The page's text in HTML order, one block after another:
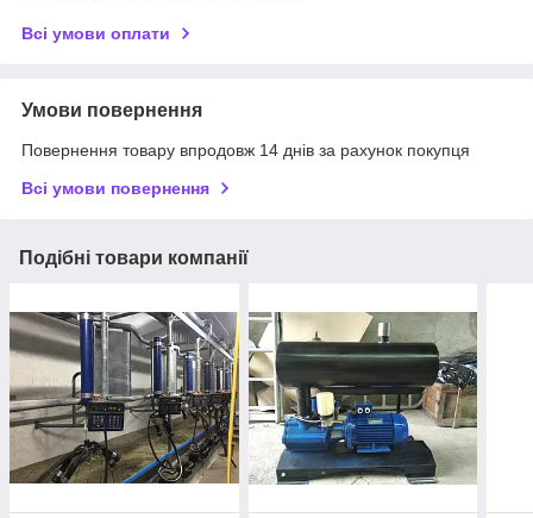
Всі умови оплати
Умови повернення
Повернення товару впродовж 14 днів за рахунок покупця
Всі умови повернення
Подібні товари компанії